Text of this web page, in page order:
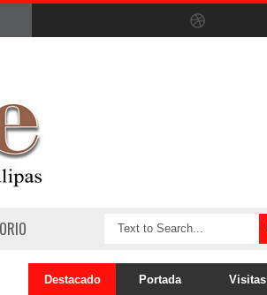
Destacado Portada Visitas